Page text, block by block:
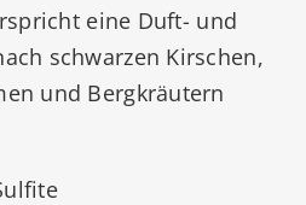
eine Duft- und
schwarzen Kirschen,
und Bergkräutern